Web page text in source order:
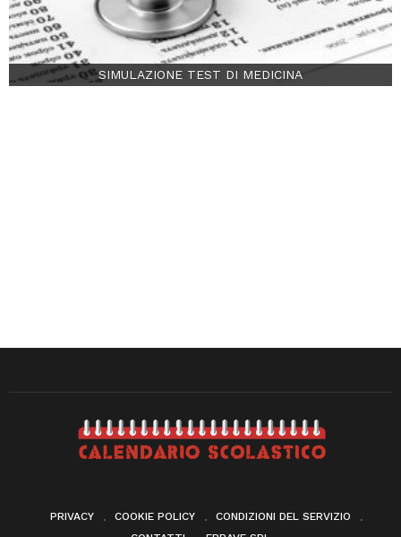
SIMULAZIONE TEST DI MEDICINA
PRIVACY COOKIE POLICY
CONDIZIONI DEL SERVIZIO